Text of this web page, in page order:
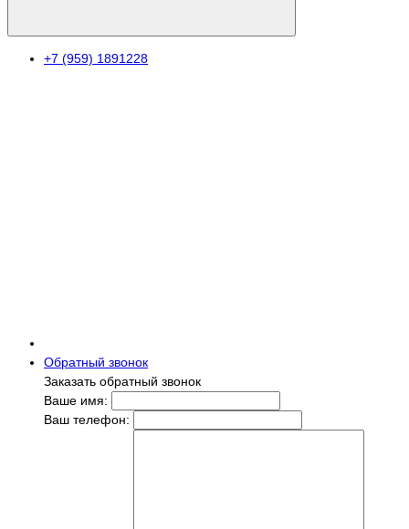
+7 (959) 1891228
Обратный звонок
Заказать обратный звонок
Ваше имя:
Ваш телефон: